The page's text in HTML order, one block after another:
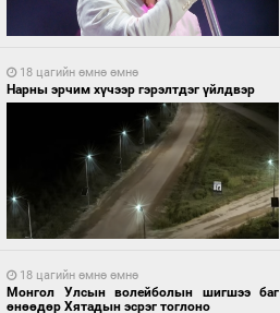
18 цагийн өмнө өмнө
Нарны эрчим хүчээр гэрэлтдэг үйлдвэр
18 цагийн өмнө өмнө
Монгол Улсын волейболын шигшээ баг
өнөөдөр Хятадын эсрэг тоглоно